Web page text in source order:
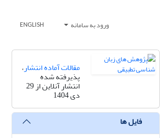
ورود به سامانه ENGLISH
مقالات آماده انتشار،
پذیرفته شده
انتشار آنلاین از 29
دی 1404
فایل ها